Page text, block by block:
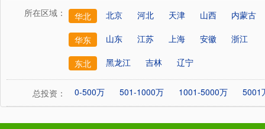
所在区域： 华北 北京 河北 天津 山西 内蒙古
华东 山东 江苏 上海 安徽 浙江
东北 黑龙江 吉林 辽宁
总投资： 0-500万 501-1000万 1001-5000万 5001